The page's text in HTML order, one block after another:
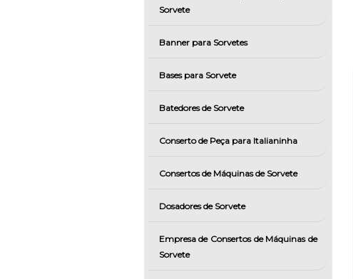
Sorvete
Banner para Sorvetes
Bases para Sorvete
Batedores de Sorvete
Conserto de Peça para Italianinha
Consertos de Máquinas de Sorvete
Dosadores de Sorvete
Empresa de Consertos de Máquinas de
Sorvete